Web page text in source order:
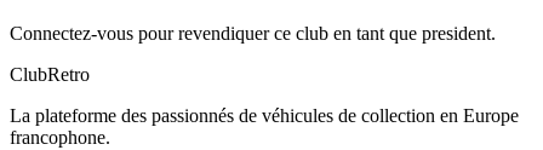
Connectez-vous pour revendiquer ce club en tant que president.
ClubRetro
La plateforme des passionnés de véhicules de collection en Europe
francophone.